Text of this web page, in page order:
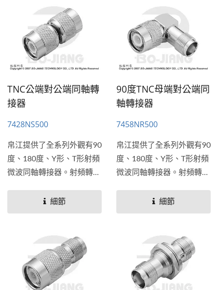
TNC公端對公端同軸轉
接器
7428NS500
帛江提供了全系列外觀有90
度、180度、Y形、T形射頻
微波同軸轉接器。射頻轉接
同或是相同射頻連接器端口
連接的應用。帛江也提供穿
解決方案。
細節
90度TNC母端對公端同
軸轉接器
7458NR500
帛江提供了全系列外觀有90
度、180度、Y形、T形射頻
微波同軸轉接器。射頻轉接
同或是相同射頻連接器端口
連接的應用。帛江也提供穿
解決方案。
細節